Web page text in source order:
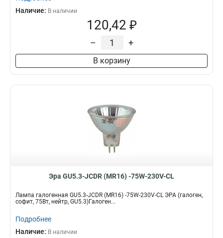
Наличие: В наличии
120,42 ₽
– +
В корзину
Эра GU5.3-JCDR (MR16) -75W-230V-CL
Лампа галогенная GU5.3-JCDR (MR16) -75W-230V-CL ЭРА (галоген,
софит, 75Вт, нейтр, GU5.3)Галоген...
Подробнее
Наличие: В наличии